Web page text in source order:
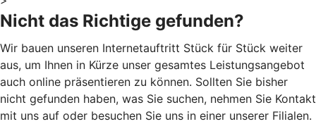
Nicht das Richtige gefunden?
Wir bauen unseren Internetauftritt Stück für Stück weiter
aus, um Ihnen in Kürze unser gesamtes Leistungsangebot
auch online präsentieren zu können. Sollten Sie bisher
nicht gefunden haben, was Sie suchen, nehmen Sie Kontakt
mit uns auf oder besuchen Sie uns in einer unserer Filialen.